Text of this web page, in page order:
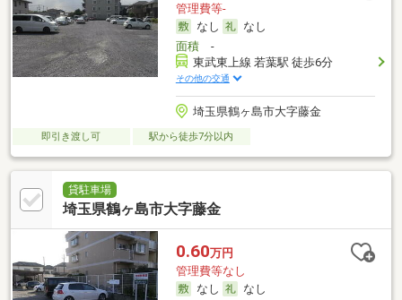
管理費等-
なし
なし
面積-
東武東上線 若葉駅 徒歩6分
その他の交通
埼玉県鶴ヶ島市大字藤金
即引き渡し可 駅から徒歩7分以内
貸駐車場
埼玉県鶴ヶ島市大字藤金
0.60万円
管理費等なし
なし
なし